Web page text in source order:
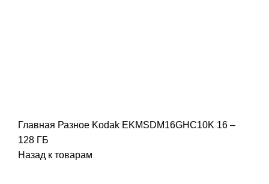
Главная Разное Kodak EKMSDM16GHC10K 16 –
128 ГБ
Назад к товарам